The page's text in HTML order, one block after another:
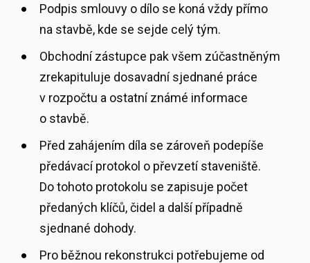
Podpis smlouvy o dílo se koná vždy přímo
na stavbě, kde se sejde celý tým.
Obchodní zástupce pak všem zúčastněným
zrekapituluje dosavadní sjednané práce
v rozpočtu a ostatní známé informace
o stavbě.
Před zahájením díla se zároveň podepíše
předávací protokol o převzetí staveniště.
Do tohoto protokolu se zapisuje počet
předaných klíčů, čidel a další případně
sjednané dohody.
Pro běžnou rekonstrukci potřebujeme od